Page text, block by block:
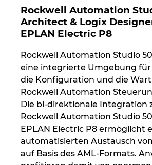
Rockwell Automation
Architect & Logix
EPLAN Electric P8
Rockwell Automation Studio
eine integrierte Umgebung für
die Konfiguration und die
Rockwell Automation
Die bi-direktionale Integration
Rockwell Automation Studio
EPLAN Electric P8 ermöglicht
automatisierten Austausch
auf Basis des AML-Formats.
Kanada
Kolumbien
Kroatien
Litauen
Luxemburg
Mexiko